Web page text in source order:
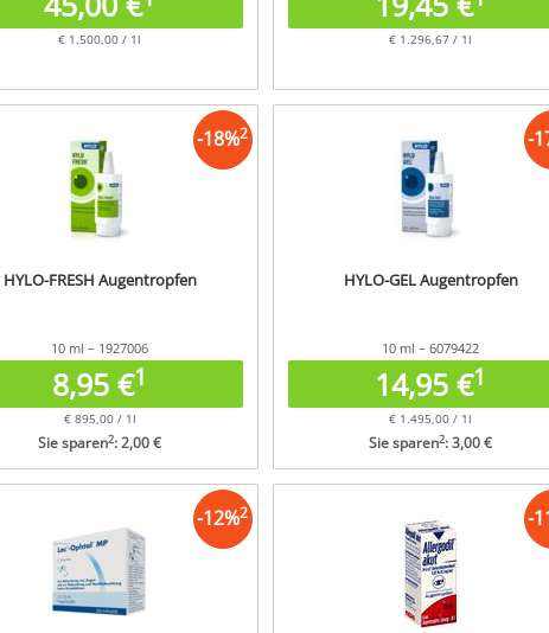
€ 1.500,00 / 1l € 1.296,67 / 1l
HYLO-FRESH Augentropfen
10 ml – 1927006
8,95 €1
€ 895,00 / 1l
Sie sparen2: 2,00 €
-18%2
HYLO-GEL Augentropfen
10 ml – 6079422
14,95 €1
€ 1.495,00 / 1l
Sie sparen2: 3,00 €
-
-12%2 -